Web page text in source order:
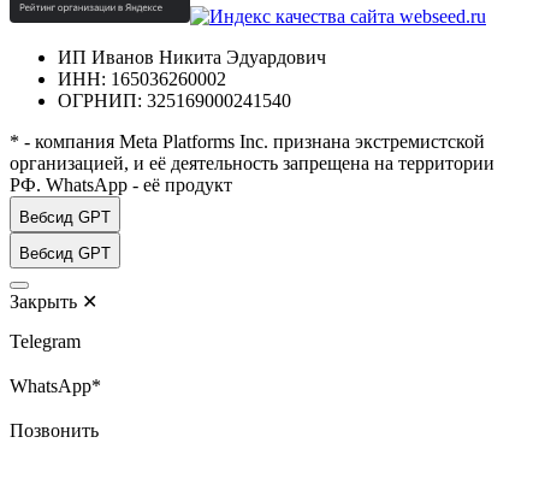
ИП Иванов Никита Эдуардович
ИНН: 165036260002
ОГРНИП: 325169000241540
* - компания Meta Platforms Inc. признана экстремистской
организацией, и её деятельность запрещена на территории
РФ. WhatsApp - её продукт
Вебсид GPT
Вебсид GPT
Закрыть ✕
Telegram
WhatsApp*
Позвонить